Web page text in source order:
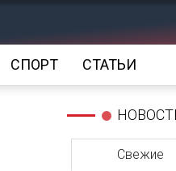
СПОРТ СТАТЬИ
Свежие